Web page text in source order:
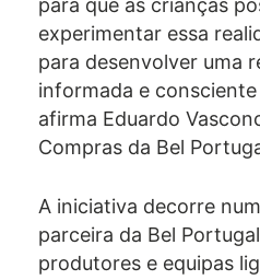
experimentar essa
para desenvolver uma
informada e
afirma Eduardo
Compras da Bel
A iniciativa decorre
parceira da Bel
produtores e equipas